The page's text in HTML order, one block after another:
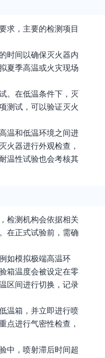
求，主要的检测项目
时间以确保灭火器内
夏季高温或火灾现场
。在低温条件下，灭
测试，可以验证灭火
温和低温环境之间进
火器进行外观检查，
温性试验也会考核其
检测机构会依据相关
在正式试验前，需确
如模拟极端高温环
箱温度会被设定在零
区间进行切换，记录
温箱，并立即进行喷
点进行气密性检查，
中，喷射滞后时间超